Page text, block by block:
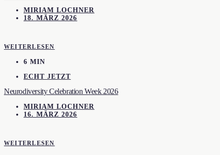
MIRIAM LOCHNER
18. MÄRZ 2026
WEITERLESEN
6 MIN
ECHT JETZT
Neurodiversity Celebration Week 2026
MIRIAM LOCHNER
16. MÄRZ 2026
WEITERLESEN